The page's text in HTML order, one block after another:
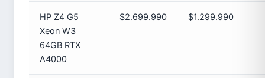
HP Z4 G5
Xeon W3
64GB RTX
A4000
$2.699.990 $1.299.990